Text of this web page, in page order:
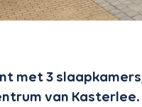
met 3
van Kasterlee.